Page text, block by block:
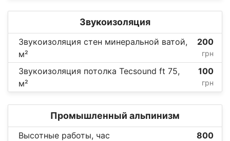
Звукоизоляция
Звукоизоляция стен минеральной ватой,
м²
200
грн
Звукоизоляция потолка Tecsound ft 75,
м²
100
грн
Промышленный альпинизм
Высотные работы, час 800